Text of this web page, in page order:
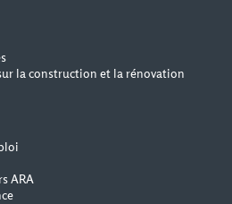
la construction et la rénovation
ARA